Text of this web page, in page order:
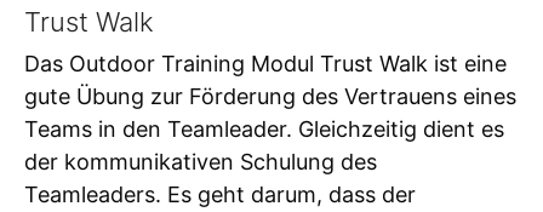
Trust Walk
Das Outdoor Training Modul Trust Walk ist eine
gute Übung zur Förderung des Vertrauens eines
Teams in den Teamleader. Gleichzeitig dient es
der kommunikativen Schulung des
Teamleaders. Es geht darum, dass der